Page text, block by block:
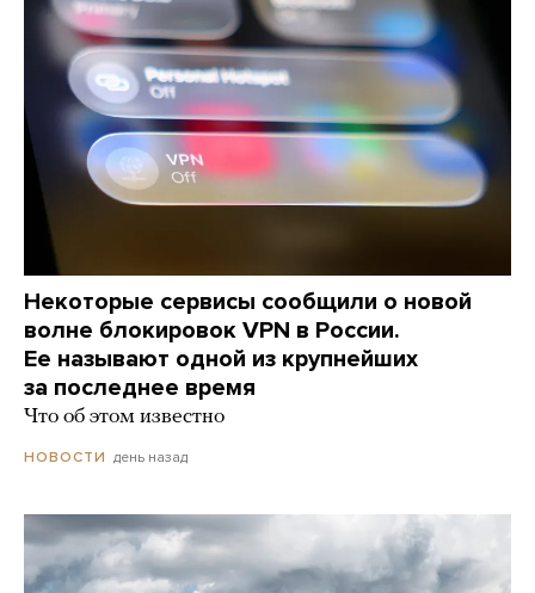
Некоторые сервисы сообщили о новой
волне блокировок VPN в России.
Ее называют одной из крупнейших
за последнее время
Что об этом известно
НОВОСТИ день назад